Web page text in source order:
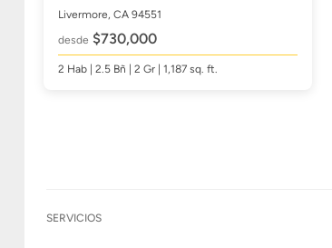
Livermore, CA 94551
desde $730,000
2 Hab | 2.5 Bñ | 2 Gr | 1,187 sq. ft.
SERVICIOS